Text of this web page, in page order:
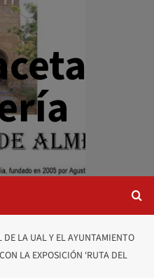
DE LA UAL Y EL AYUNTAMIENTO
LA EXPOSICIÓN ‘RUTA DEL